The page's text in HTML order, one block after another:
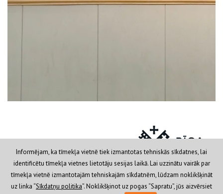
Privātuma politika
© 2019 RVP IKSD Rīgas Bolderājas
Informējam, ka tīmekļa vietnē tiek izmantotas tehniskās sīkdatnes, lai
identificētu tīmekļa vietnes lietotāju sesijas laikā. Lai uzzinātu vairāk par
tīmekļa vietnē izmantotajām tehniskajām sīkdatnēm, lūdzam noklikšķināt
uz linka “Sīkdatņu politika”. Noklikšķinot uz pogas “Sapratu”, jūs aizvērsiet